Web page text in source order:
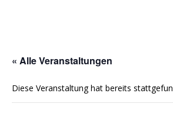
« Alle Veranstaltungen
Diese Veranstaltung hat bereits